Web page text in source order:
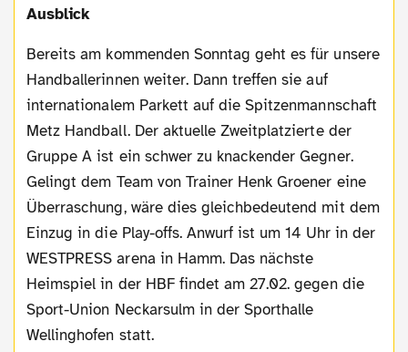
Ausblick
Bereits am kommenden Sonntag geht es für unsere
Handballerinnen weiter. Dann treffen sie auf
internationalem Parkett auf die Spitzenmannschaft
Metz Handball. Der aktuelle Zweitplatzierte der
Gruppe A ist ein schwer zu knackender Gegner.
Gelingt dem Team von Trainer Henk Groener eine
Überraschung, wäre dies gleichbedeutend mit dem
Einzug in die Play-offs. Anwurf ist um 14 Uhr in der
WESTPRESS arena in Hamm. Das nächste
Heimspiel in der HBF findet am 27.02. gegen die
Sport-Union Neckarsulm in der Sporthalle
Wellinghofen statt.